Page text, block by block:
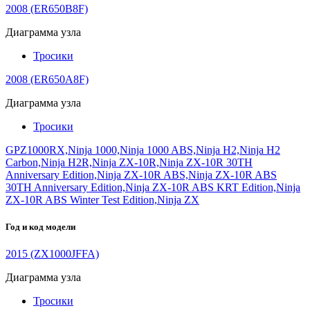
2008 (ER650B8F)
Диаграмма узла
Тросики
2008 (ER650A8F)
Диаграмма узла
Тросики
GPZ1000RX,Ninja 1000,Ninja 1000 ABS,Ninja H2,Ninja H2
Carbon,Ninja H2R,Ninja ZX-10R,Ninja ZX-10R 30TH
Anniversary Edition,Ninja ZX-10R ABS,Ninja ZX-10R ABS
30TH Anniversary Edition,Ninja ZX-10R ABS KRT Edition,Ninja
ZX-10R ABS Winter Test Edition,Ninja ZX
Год и код модели
2015 (ZX1000JFFA)
Диаграмма узла
Тросики